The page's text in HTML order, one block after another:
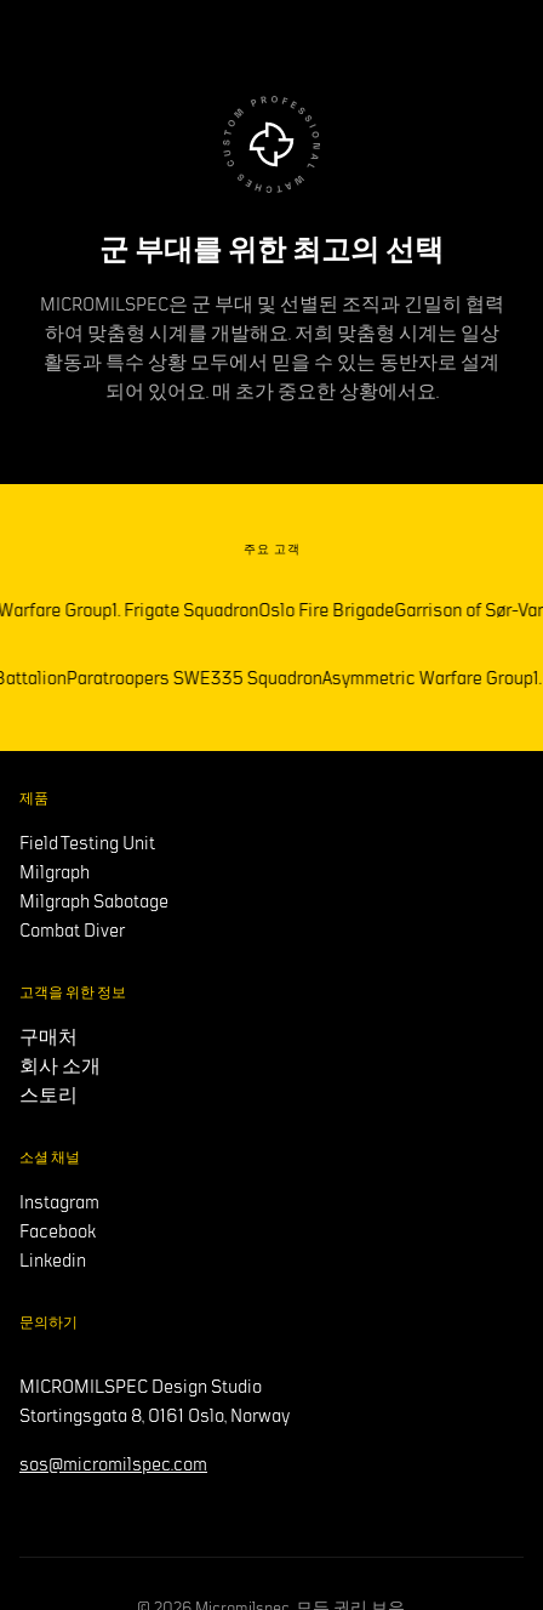
군 부대를 위한 최고의 선택
MICROMILSPEC은 군 부대 및 선별된 조직과 긴밀히 협력
하여 맞춤형 시계를 개발해요. 저희 맞춤형 시계는 일상
활동과 특수 상황 모두에서 믿을 수 있는 동반자로 설계
되어 있어요. 매 초가 중요한 상황에서요.
주요 고객
Group1. Frigate SquadronOslo Fire BrigadeGarrison of Sør-
BattalionParatroopers SWE335 SquadronAsymmetric Warfare
제품
Field Testing Unit
Milgraph
Milgraph Sabotage
Combat Diver
고객을 위한 정보
구매처
회사 소개
스토리
소셜 채널
Instagram
Facebook
Linkedin
문의하기
MICROMILSPEC Design Studio
Stortingsgata 8, 0161 Oslo, Norway
sos@micromilspec.com